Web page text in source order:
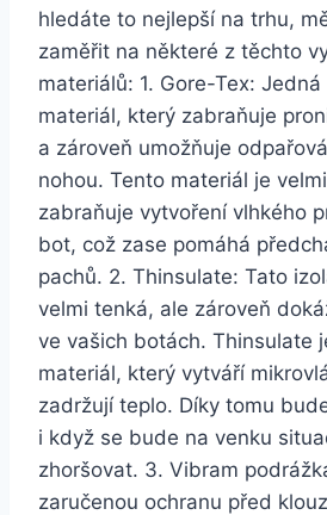
hledáte to nejlepší na trhu,⁢
zaměřit na některé z​ těchto
materiálů: 1. Gore-Tex:
⁢materiál, který​ zabraňuje‌
a zároveň ‌umožňuje⁢
nohou. Tento‌ materiál⁢ je
zabraňuje vytvoření vlhkého
bot,​ což zase pomáhá
pachů. 2. Thinsulate: Tato⁢
‍velmi⁤ tenká, ale⁢ zároveň
ve vašich botách. Thinsulate
materiál, ⁢který vytváří
zadržují teplo. ‍Díky tomu
i když se bude na venku
zhoršovat. 3. Vibram
zaručenou ochranu​ před